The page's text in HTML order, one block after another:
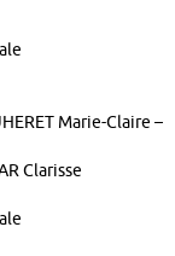
Marie-Claire –
Clarisse